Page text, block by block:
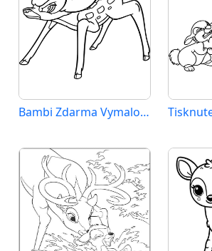
Bambi Zdarma Vymalovatelné Obrázek